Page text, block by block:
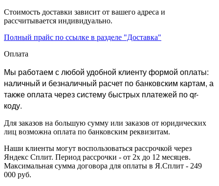
Стоимость доставки зависит от вашего адреса и
рассчитывается индивидуально.
Полный прайс по ссылке в разделе "Доставка"
Оплата
Мы работаем с любой удобной клиенту формой оплаты:
наличный и безналичный расчет по банковским картам, а
также оплата через систему быстрых платежей по qr-
коду.
Для заказов на большую сумму или заказов от юридических
лиц возможна оплата по банковским реквизитам.
Наши клиенты могут воспользоваться рассрочкой через
Яндекс Сплит. Период рассрочки - от 2х до 12 месяцев.
Максимальная сумма договора для оплаты в Я.Сплит - 249
000 руб.